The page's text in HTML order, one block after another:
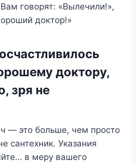
говорят: «Вылечили!»,
доктор!»
доктору,
зря не
— это больше, чем просто
сантехник. Указания
в меру вашего